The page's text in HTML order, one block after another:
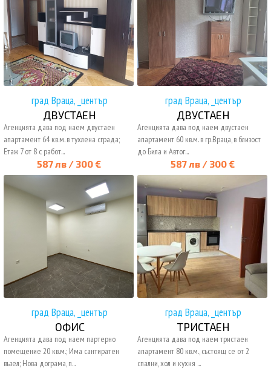
587 лв / 300 €
град Враца, _център
ДВУСТАЕН
Агенцията дава под наем двустаен
апартамент 64 кв.м. в тухлена сграда;
Етаж 7 от 8 с работ...
587 лв / 300 €
град Враца, _център
ДВУСТАЕН
Агенцията дава под наем двустаен
апартамент 60 кв.м. в гр.Враца, в близост
до Била и Автог...
град Враца, _център
ОФИС
Агенцията дава под наем партерно
помещение 20 кв.м.; Има сантиратен
възел; Нова дограма, п...
град Враца, _център
ТРИСТАЕН
Агенцията дава под наем тристаен
апартамент 80 кв.м., състоящ се от 2
спални, хол и кухня ...